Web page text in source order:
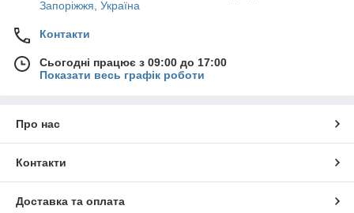
Запоріжжя, Україна
Контакти
Сьогодні працює з 09:00 до 17:00
Показати весь графік роботи
Про нас
Контакти
Доставка та оплата